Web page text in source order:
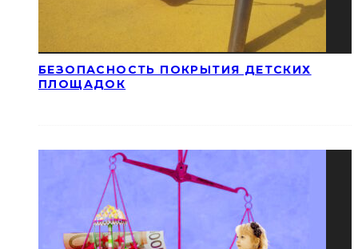
БЕЗОПАСНОСТЬ ПОКРЫТИЯ ДЕТСКИХ
ПЛОЩАДОК